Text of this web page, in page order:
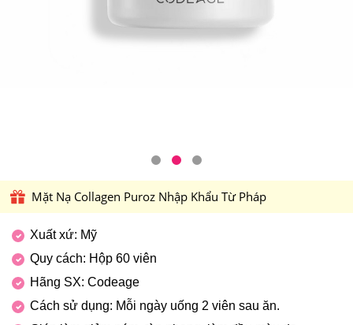
Mặt Nạ Collagen Puroz Nhập Khẩu Từ Pháp
Xuất xứ: Mỹ
Quy cách: Hộp 60 viên
Hãng SX: Codeage
Cách sử dụng: Mỗi ngày uống 2 viên sau ăn.